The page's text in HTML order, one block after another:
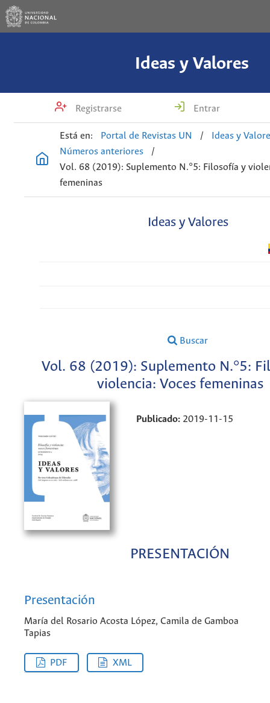
Ideas y Valores
Registrarse Entrar
Está en: Portal de Revistas UN /
Ideas y
Números anteriores
/
Vol. 68 (2019): Suplemento N.°5: Filosofía y
femeninas
Ideas y Valores
Buscar
Vol. 68 (2019): Suplemento N.°5:
violencia: Voces femeninas
Publicado: 2019-11-15
PRESENTACIÓN
Presentación
María del Rosario Acosta López, Camila de Gamboa
Tapias
PDF XML